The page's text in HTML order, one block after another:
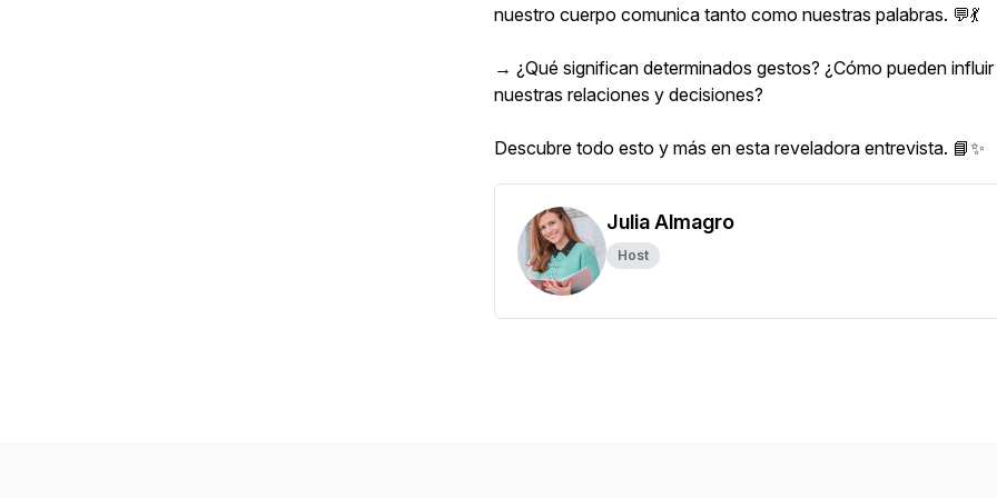
nuestro cuerpo comunica tanto como nuestras palabras. 💬💃
→ ¿Qué significan determinados gestos? ¿Cómo pueden
nuestras relaciones y decisiones?
Descubre todo esto y más en esta reveladora entrevista. 📘✨
Julia Almagro
Host